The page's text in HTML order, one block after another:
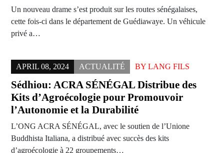
Un nouveau drame s’est produit sur les routes sénégalaises,
cette fois-ci dans le département de Guédiawaye. Un véhicule
privé a…
APRIL 08, 2024 ACTUALITÉ BY LANG FILS
Sédhiou: ACRA SÉNÉGAL Distribue des
Kits d’Agroécologie pour Promouvoir
l’Autonomie et la Durabilité
L’ONG ACRA SÉNÉGAL, avec le soutien de l’Unione
Buddhista Italiana, a distribué avec succès des kits
d’agroécologie à 22 groupements…